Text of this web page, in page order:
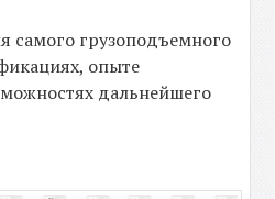
самого грузоподъемного
опыте
дальнейшего